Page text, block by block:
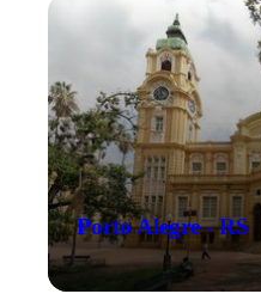
Porto Alegre - RS